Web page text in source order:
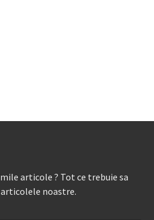
articole ? Tot ce trebuie sa
noastre.